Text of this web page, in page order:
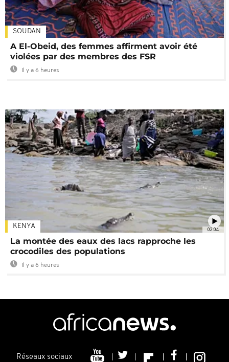
SOUDAN
A El-Obeid, des femmes affirment avoir été
violées par des membres des FSR
Il y a 6 heures
02:04
KENYA
La montée des eaux des lacs rapproche les
crocodiles des populations
Il y a 6 heures
Réseaux sociaux